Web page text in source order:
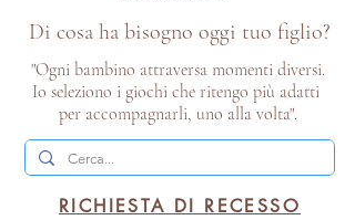
Di cosa ha bisogno oggi tuo figlio?
"Ogni bambino attraversa momenti diversi.
Io seleziono i giochi che ritengo più adatti
per accompagnarli, uno alla volta".
RICHIESTA DI RECESSO